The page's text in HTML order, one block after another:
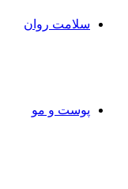
سلامت روان
پوست و مو